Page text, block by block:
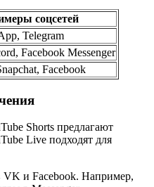
соцсетей
Telegram
Facebook Messenger
Facebook
Shorts предлагают
Live подходят для
VK и Facebook. Например,